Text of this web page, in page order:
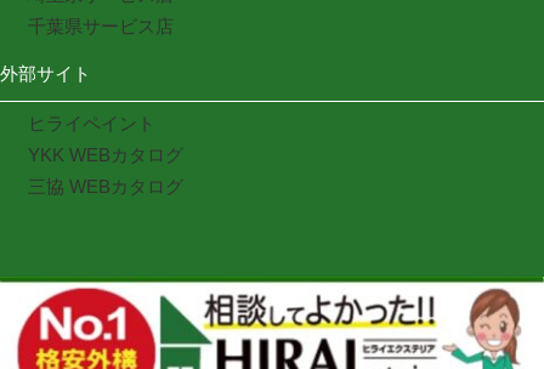
千葉県サービス店
外部サイト
ヒライペイント
YKK WEBカタログ
三協 WEBカタログ